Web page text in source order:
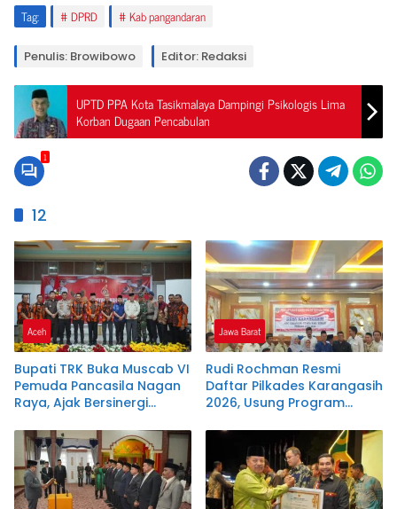
Tag: DPRD Kab pangandaran
Penulis: Browibowo Editor: Redaksi
UPTD PPA Kota Tasikmalaya Dampingi Psikologis Lima
Korban Dugaan Pencabulan
1
12
Aceh
Bupati TRK Buka Muscab VI
Pemuda Pancasila Nagan
Raya, Ajak Bersinergi
Pembangunan Daerah
Jawa Barat
Rudi Rochman Resmi
Daftar Pilkades Karangasih
2026, Usung Program
Pendidikan, dan
Kesejahteraan Guru Ngaji